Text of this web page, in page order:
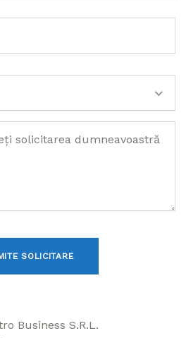
Business S.R.L.